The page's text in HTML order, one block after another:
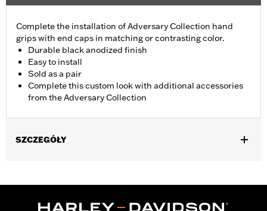
Complete the installation of Adversary Collection hand
grips with end caps in matching or contrasting color.
Durable black anodized finish
Easy to install
Sold as a pair
Complete this custom look with additional accessories
from the Adversary Collection
SZCZEGÓŁY
Installation Instructions